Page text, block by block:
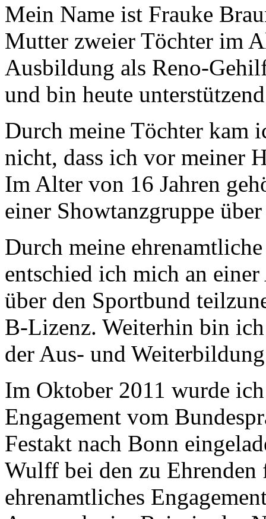
Mein Name ist Frauke
Mutter zweier Töchter im
Ausbildung als Reno-
und bin heute
Durch meine Töchter kam
nicht, dass ich vor meiner
Im Alter von 16 Jahren
einer Showtanzgruppe über
Durch meine
entschied ich mich an
über den Sportbund
B-Lizenz. Weiterhin bin
der Aus- und
Im Oktober 2011 wurde
Engagement vom
Festakt nach Bonn
Wulff bei den zu Ehrenden
ehrenamtliches